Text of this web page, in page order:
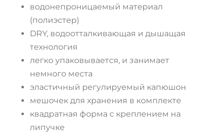
водонепроницаемый материал
(полиэстер)
DRY, водоотталкивающая и дышащая
технология
легко упаковывается, и занимает
немного места
эластичный регулируемый капюшон
мешочек для хранения в комплекте
квадратная форма с креплением на
липучке